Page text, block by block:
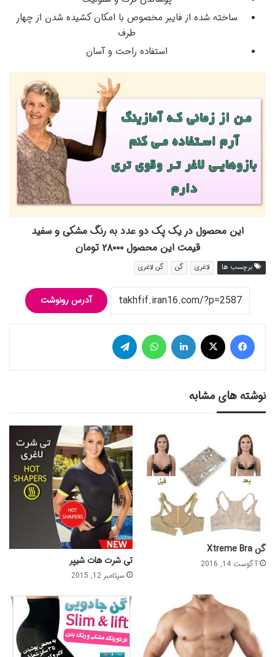
ساخته شده از فایبر مخصوص با امکان کشیده شدن از چهار
طرف
استفاده راحت و آسان
این محصول در یک پک دو عدد به رنگ مشکی و سفید
قیمت این محصول ۲۸۰۰۰ تومان
برچسب ها لاغری گن گن لاغری
آدرس رونوشت
فیس بوک لینکدین
نوشته های مشابه
گن Xtreme Bra
آگوست 14, 2016 تی شرت هات شیپر
سپتامبر 12, 2015